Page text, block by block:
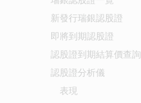
新發行瑞銀認股證
即將到期認股證
認股證到期結算價查詢
認股證分析儀
表現